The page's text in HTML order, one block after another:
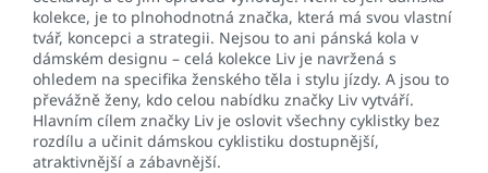
kolekce, je to plnohodnotná značka, která má svou vlastní
tvář, koncepci a strategii. Nejsou to ani pánská kola v
dámském designu – celá kolekce Liv je navržená s
ohledem na specifika ženského těla i stylu jízdy. A jsou to
převážně ženy, kdo celou nabídku značky Liv vytváří.
Hlavním cílem značky Liv je oslovit všechny cyklistky bez
rozdílu a učinit dámskou cyklistiku dostupnější,
atraktivnější a zábavnější.